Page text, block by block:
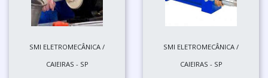
SMI ELETROMECÂNICA /
CAIEIRAS - SP
SMI ELETROMECÂNICA /
CAIEIRAS - SP